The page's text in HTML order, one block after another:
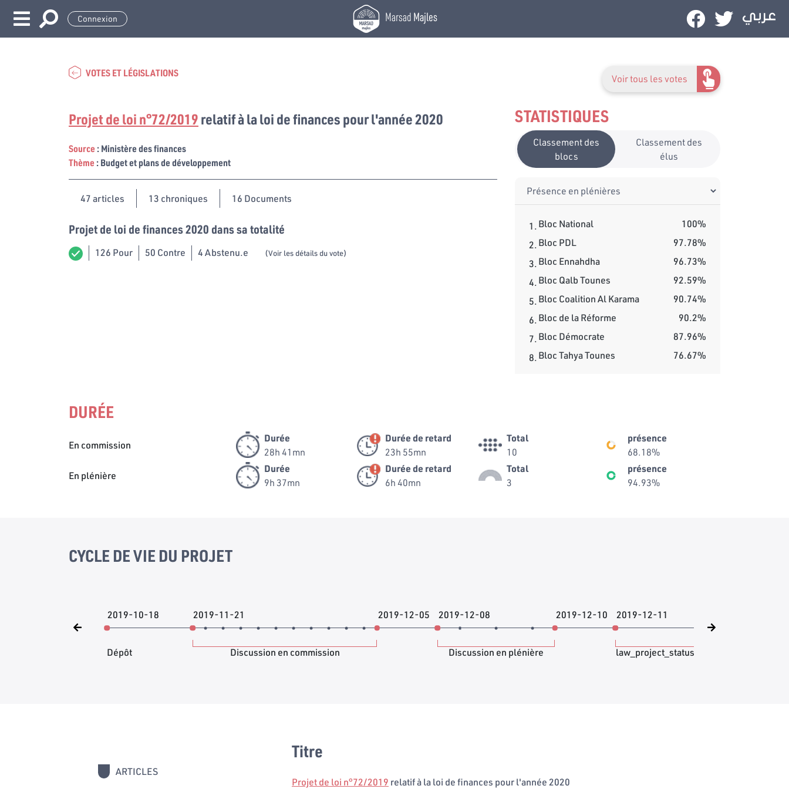
Connexion MarsadMajles
VOTES ET LÉGISLATIONS Voir tous les votes
STATISTIQUES
Classement des
blocs
Classement des
élus
1.Bloc National
100%
2.Bloc PDL
97.78%
3.Bloc Ennahdha
96.73%
4.Bloc Qalb Tounes
92.59%
5.Bloc Coalition Al Karama
90.74%
6.Bloc de la Réforme
90.2%
7.Bloc Démocrate
87.96%
8.Bloc Tahya Tounes 76.67%
Projet de loi n°72/2019relatif à la loi de finances pour l'année 2020
Source: Ministère des finances
Thème: Budget et plans de développement
47articles 13 chroniques 16 Documents
Projet de loi de finances 2020 dans sa totalité
126 Pour 50 Contre 4 Abstenu.e (Voir les détails du vote)
DURÉE
En commission
Durée
28h 41mn
Durée de retard
23h 55mn
Total
10
présence
68.18%
En plénière
Durée
9h 37mn
Durée de retard
6h 40mn
Total
3
présence
94.93%
CYCLE DE VIE DU PROJET
2019-10-18
Dépôt
2019-11-21 2019-12-05
Discussion en commission
2019-12-08 2019-12-10
Discussion en plénière
2019-12-11
law_project_status_final_version
ARTICLES
Titre
Projet de loi n°72/2019 relatif à la loi de finances pour l'année 2020